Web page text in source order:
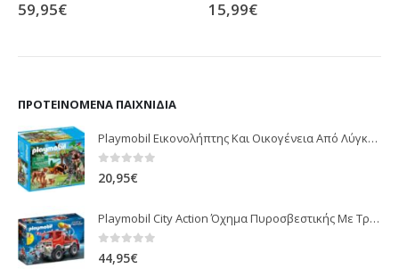
0out of 5
59,95€ 0 out of 5
15,99€
ΠΡΟΤΕΙΝΌΜΕΝΑ ΠΑΙΧΝΊΔΙΑ
Playmobil Εικονολήπτης Και Οικογένεια Από Λύγκες 5561
0 out of 5
20,95€
Playmobil City Action Όχημα Πυροσβεστικής Με Τροχαλία Ρυμούλκησης 9466
0 out of 5
44,95€